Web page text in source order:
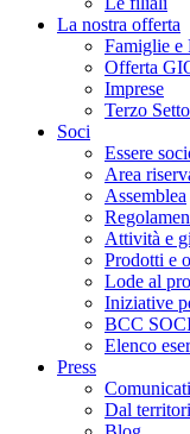
La nostra offerta
Famiglie e
Offerta
Imprese
Terzo
Soci
Essere
Area
Assemblea
Attività e
Prodotti e
Lode al
Iniziative
BCC
Elenco
Press
Dal